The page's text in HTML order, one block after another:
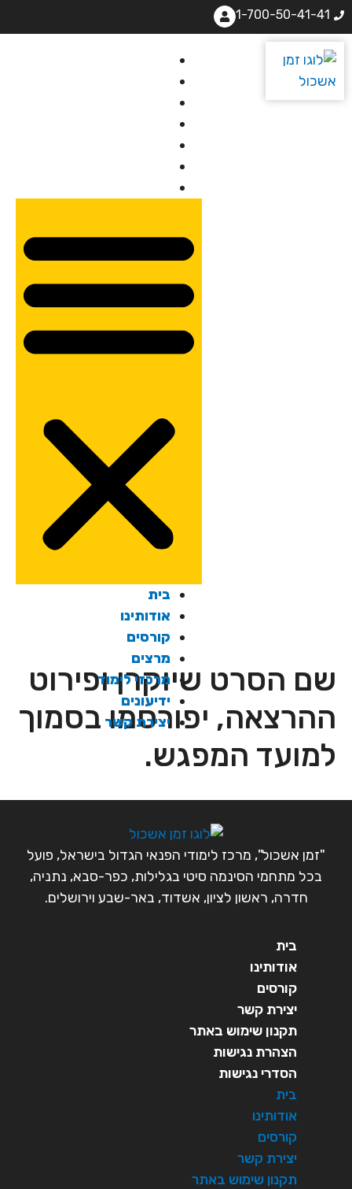
1-700-50-41-41
בית
אודותינו
קורסים
מרצים
מרכזי לימוד
ידיעונים
יצירת קשר
שם הסרט שיוקרן ופירוט
ההרצאה, יפורסמו בסמוך
למועד המפגש.
"זמן אשכול", מרכז לימודי הפנאי הגדול בישראל, פועל
בכל מתחמי הסינמה סיטי בגלילות, כפר-סבא, נתניה,
חדרה, ראשון לציון, אשדוד, באר-שבע וירושלים.
בית
אודותינו
קורסים
יצירת קשר
תקנון שימוש באתר
הצהרת נגישות
הסדרי נגישות
בית
אודותינו
קורסים
יצירת קשר
תקנון שימוש באתר